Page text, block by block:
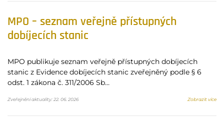
MPO – seznam veřejně přístupných
dobíjecích stanic
MPO publikuje seznam veřejně přístupných dobíjecích
stanic z Evidence dobíjecích stanic zveřejněný podle § 6
odst. 1 zákona č. 311/2006 Sb…
Zveřejnění aktuality: 22. 06. 2026 Zobrazit více